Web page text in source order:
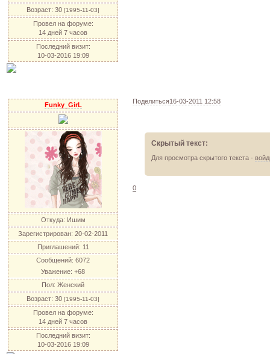
Возраст: 30 [1995-11-03]
Провел на форуме:
14 дней 7 часов
Последний визит:
10-03-2016 19:09
Поделиться16-03-2011 12:58
Funky_GirL
Откуда: Ишим
Зарегистрирован: 20-02-2011
Приглашений: 11
Сообщений: 6072
Уважение: +68
Пол: Женский
Возраст: 30 [1995-11-03]
Провел на форуме:
14 дней 7 часов
Последний визит:
10-03-2016 19:09
Скрытый текст:
Для просмотра скрытого текста -
0